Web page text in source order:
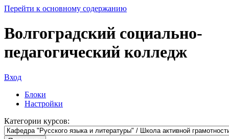
Перейти к основному содержанию
Волгоградский социально-
педагогический колледж
Вход
Блоки
Настройки
Категории курсов: